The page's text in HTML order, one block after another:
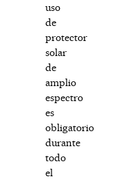
uso
de
protector
solar
de
amplio
espectro
es
obligatorio
durante
todo
el